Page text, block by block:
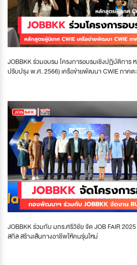
JOBBKK ร่วมอบรม โครงการอบรมเชิงปฏิบัติการ
ปรับปรุง พ.ศ. 2566) เครือข่ายพัฒนา CWIE ภาคต
JOBBKK ร่วมกับ มทร.ศรีวิชัย จัด JOB FAIR
สกิล สร้างเส้นทางอาชีพให้คนรุ่นใหม่